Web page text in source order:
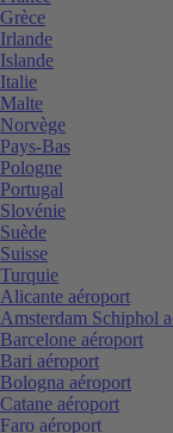
Grèce
Irlande
Islande
Italie
Malte
Norvège
Pays-Bas
Pologne
Portugal
Slovénie
Suède
Suisse
Turquie
Alicante aéroport
Amsterdam Schiphol
Barcelone aéroport
Bari aéroport
Bologna aéroport
Catane aéroport
Faro aéroport